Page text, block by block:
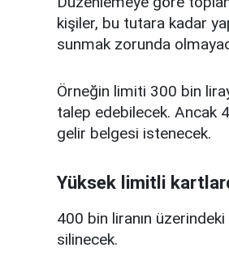
kişiler, bu tutara kadar
sunmak zorunda
Örneğin limiti 300 bin
talep edebilecek. Ancak
gelir belgesi istenecek.
Yüksek limitli
400 bin liranın
silinecek.